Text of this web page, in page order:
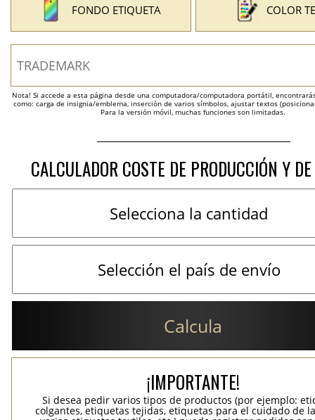
FONDO ETIQUETA COLOR
Nota! Si accede a esta página desde una computadora/computadora portátil,
como: carga de insignia/emblema, inserción de varios símbolos, ajustar textos
Para la versión móvil, muchas funciones son limitadas.
CALCULADOR COSTE DE PRODUCCIÓN Y
Calcula
¡IMPORTANTE!
Si desea pedir varios tipos de productos (por ejemplo:
colgantes, etiquetas tejidas, etiquetas para el cuidado de